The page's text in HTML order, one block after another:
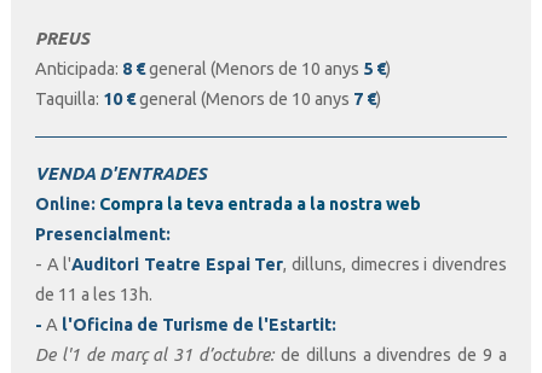
PREUS
Anticipada: 8 €general (Menors de 10 anys 5 €)
Taquilla: 10 €general (Menors de 10 anys 7 €)
VENDA D'ENTRADES
Online: Compra la teva entrada a la nostra web
Presencialment:
- A l'Auditori Teatre Espai Ter, dilluns, dimecres i divendres
de 11 a les 13h.
- A l'Oficina de Turisme de l'Estartit:
De l'1 de març al 31 d’octubre: de dilluns a divendres de 9 a